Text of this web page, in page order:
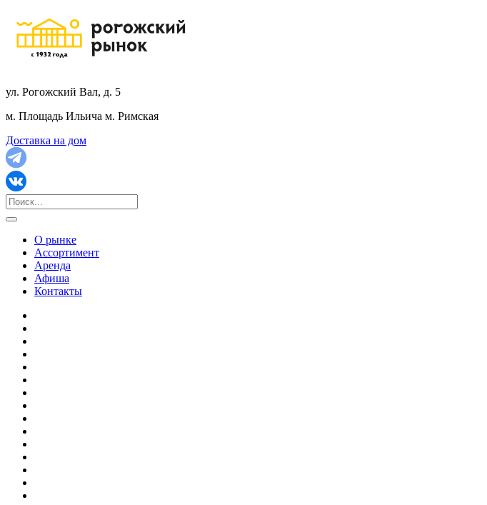
ул. Рогожский Вал, д. 5
м. Площадь Ильича м. Римская
Доставка на дом
О рынке
Ассортимент
Аренда
Афиша
Контакты